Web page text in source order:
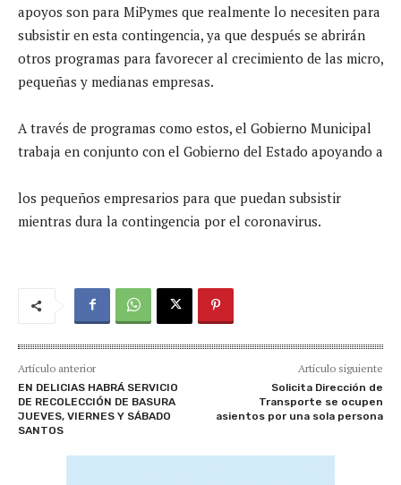
apoyos son para MiPymes que realmente lo necesiten para
subsistir en esta contingencia, ya que después se abrirán
otros programas para favorecer al crecimiento de las micro,
pequeñas y medianas empresas.
A través de programas como estos, el Gobierno Municipal
trabaja en conjunto con el Gobierno del Estado apoyando a
los pequeños empresarios para que puedan subsistir
mientras dura la contingencia por el coronavirus.
Artículo anterior
EN DELICIAS HABRÁ SERVICIO
DE RECOLECCIÓN DE BASURA
JUEVES, VIERNES Y SÁBADO
SANTOS
Artículo siguiente
Solicita Dirección de
Transporte se ocupen
asientos por una sola persona